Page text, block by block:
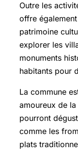
Outre les
offre
patrimoine
explorer les
monuments
habitants pour
La commune
amoureux de
pourront
comme les
plats